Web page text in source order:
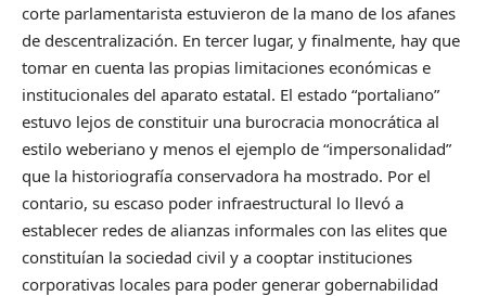
corte parlamentarista estuvieron de la mano de los afanes
de descentralización. En tercer lugar, y finalmente, hay que
tomar en cuenta las propias limitaciones económicas e
institucionales del aparato estatal. El estado “portaliano”
estuvo lejos de constituir una burocracia monocrática al
estilo weberiano y menos el ejemplo de “impersonalidad”
que la historiografía conservadora ha mostrado. Por el
contario, su escaso poder infraestructural lo llevó a
establecer redes de alianzas informales con las elites que
constituían la sociedad civil y a cooptar instituciones
corporativas locales para poder generar gobernabilidad